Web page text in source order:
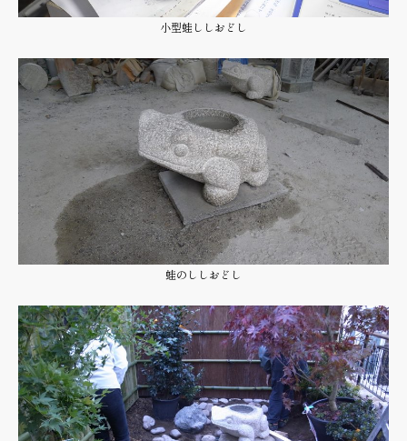
小型蛙ししおどし
蛙のししおどし